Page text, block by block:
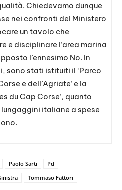
Chiedevamo dunque
nei confronti del Ministero
un tavolo che
e disciplinare l’area marina
l’ennesimo No. In
sono stati istituiti il ‘Parco
e dell’Agriate’ e la
du Cap Corse’, quanto
italiane a spese
Paolo Sarti
Pd
Tommaso Fattori